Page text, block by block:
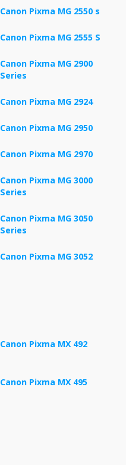
Canon Pixma MG 2550 s
Canon Pixma MG 2555 S
Canon Pixma MG 2900
Series
Canon Pixma MG 2924
Canon Pixma MG 2950
Canon Pixma MG 2970
Canon Pixma MG 3000
Series
Canon Pixma MG 3050
Series
Canon Pixma MG 3052
Canon Pixma MX 492
Canon Pixma MX 495